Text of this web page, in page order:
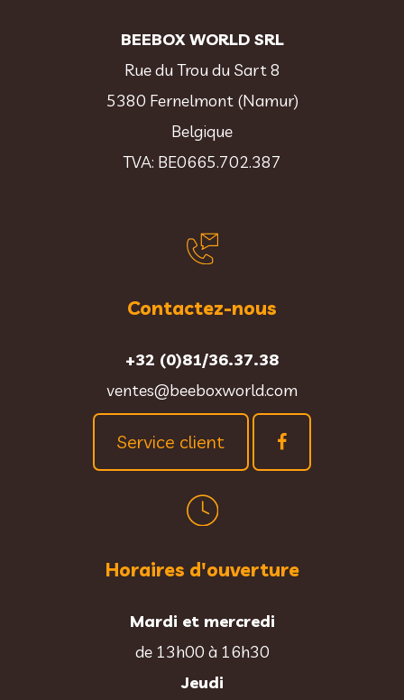
BEEBOX WORLD SRL
Rue du Trou du Sart 8
5380 Fernelmont (Namur)
Belgique
TVA: BE0665.702.387
Contactez-nous
+32 (0)81/36.37.38
ventes@beeboxworld.com
Service client
Horaires d'ouverture
Mardi et mercredi
de 13h00 à 16h30
Jeudi